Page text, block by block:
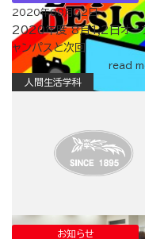
2020年08月02日
2020年度 8月1,2日オー
ャンパスと次回
read
人間生活学科
お知らせ